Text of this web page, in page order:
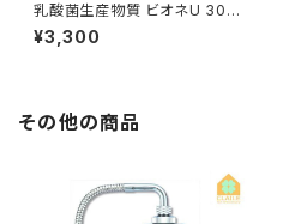
乳酸菌生産物質 ビオネU 300
ml
¥3,300
その他の商品